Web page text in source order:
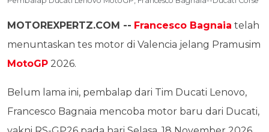
MOTOREXPERTZ.COM -- Francesco Bagnaia telah
menuntaskan tes motor di Valencia jelang Pramusim
MotoGP 2026.
Belum lama ini, pembalap dari Tim Ducati Lenovo,
Francesco Bagnaia mencoba motor baru dari Ducati,